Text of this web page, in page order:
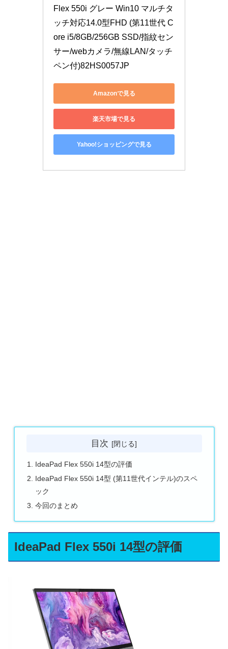
Flex 550i グレー Win10 マルチタ
ッチ対応14.0型FHD (第11世代 C
ore i5/8GB/256GB SSD/指紋セン
サー/webカメラ/無線LAN/タッチ
ペン付)82HS0057JP
Amazonで見る
楽天市場で見る
Yahoo!ショッピングで見る
目次
IdeaPad Flex 550i 14型の評価
IdeaPad Flex 550i 14型 (第11世代インテル)のスペ
ック
今回のまとめ
IdeaPad Flex 550i 14型の評価